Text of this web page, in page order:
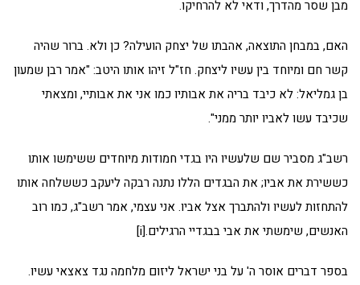
מבן שסר מהדרך, ודאי לא להרחיקו.
האם, במבחן התוצאה, אהבתו של יצחק הועילה? כן ולא. ברור שהיה
קשר חם ומיוחד בין עשיו ליצחק. חז"ל זיהו אותו היטב: "אמר רבן שמעון
בן גמליאל: לא כיבד בריה את אבותיו כמו אני את אבותיי, ומצאתי
שכיבד עשו לאביו יותר ממני".
רשב"ג מסביר שם שלעשיו היו בגדי חמודות מיוחדים ששימשו אותו
כששירת את אביו; את הבגדים הללו נתנה רבקה ליעקב כששלחה אותו
להתחזות לעשיו ולהתברך אצל אביו. אני עצמי, אמר רשב"ג, כמו רוב
האנשים, שימשתי את אבי בבגדיי הרגילים.[i]
בספר דברים אוסר ה' על בני ישראל ליזום מלחמה נגד צאצאי עשיו.